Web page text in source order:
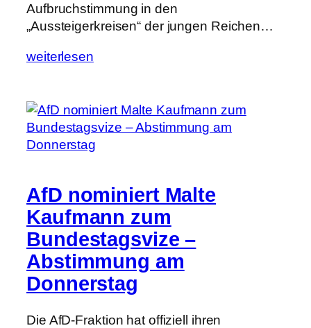
Aufbruchstimmung in den
„Aussteigerkreisen“ der jungen Reichen…
weiterlesen
AfD nominiert Malte
Kaufmann zum
Bundestagsvize –
Abstimmung am
Donnerstag
Die AfD-Fraktion hat offiziell ihren